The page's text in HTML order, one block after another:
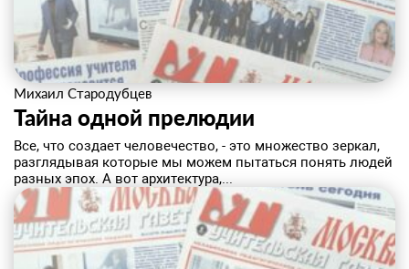
Михаил Стародубцев
Тайна одной прелюдии
​Все, что создает человечество, - это множество зеркал,
разглядывая которые мы можем пытаться понять людей
разных эпох. А вот архитектура,...